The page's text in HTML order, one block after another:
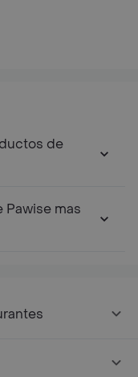
de
Pawise mas